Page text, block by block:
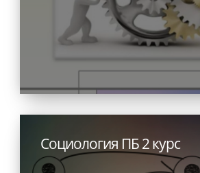
Социология ПБ 2 курс